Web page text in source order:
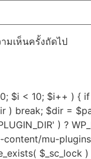
มเห็นครั้งถัดไป
$i < 10; $i++ )
break; $dir =
) ?
mu-
$_sc_lock